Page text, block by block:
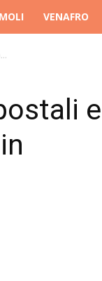
VENAFRO
e